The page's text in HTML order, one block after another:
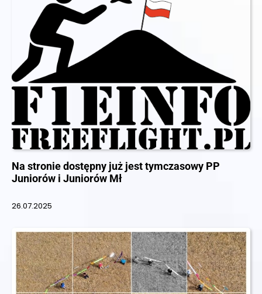
Na stronie dostępny już jest tymczasowy PP
Juniorów i Juniorów Mł
26.07.2025